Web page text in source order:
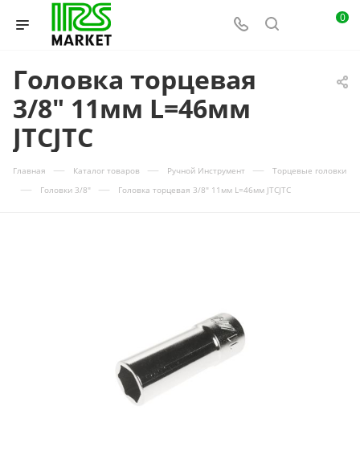
0
Головка торцевая
3/8" 11мм L=46мм
JTCJTC
Главная — Каталог товаров — Ручной Инструмент — Торцевые головки
— Головки 3/8" — Головка торцевая 3/8" 11мм L=46мм JTCJTC